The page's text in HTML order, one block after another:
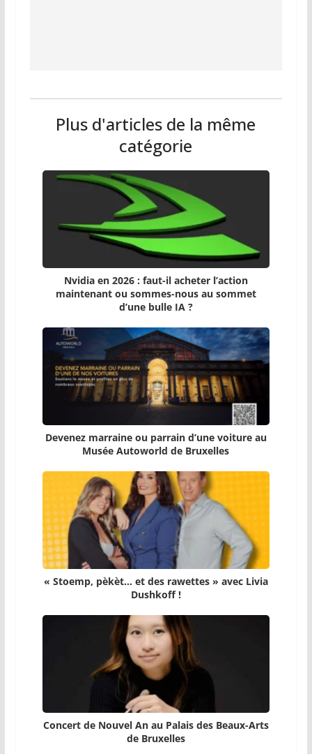
Plus d'articles de la même
catégorie
Nvidia en 2026 : faut-il acheter l’action
maintenant ou sommes-nous au sommet
d’une bulle IA ?
Devenez marraine ou parrain d’une voiture au
Musée Autoworld de Bruxelles
« Stoemp, pèkèt… et des rawettes » avec Livia
Dushkoff !
Concert de Nouvel An au Palais des Beaux-Arts
de Bruxelles